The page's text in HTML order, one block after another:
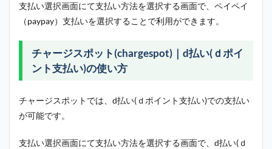
支払い選択画面にて支払い方法を選択する画面で、ペイペイ
（paypay）支払いを選択することで利用ができます。
チャージスポット(chargespot)｜d払い(ｄポイ
ント支払い)の使い方
チャージスポットでは、d払い(ｄポイント支払い)での支払い
が可能です。
支払い選択画面にて支払い方法を選択する画面で、d払い(ｄ